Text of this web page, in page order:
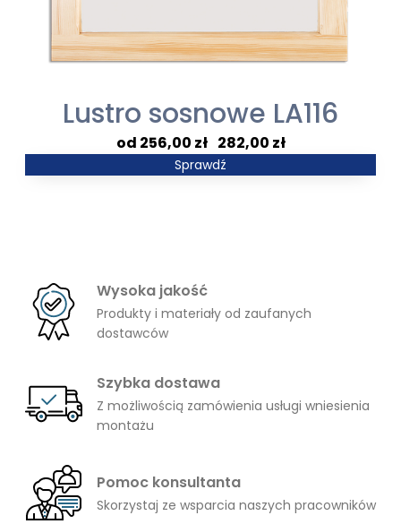
Lustro sosnowe LA116
256,00 zł– 282,00 zł
Zakres
Sprawdź
Wysoka jakość
Produkty i materiały od zaufanych
dostawców
Szybka dostawa
Z możliwością zamówienia usługi wniesienia
montażu
Pomoc konsultanta
Skorzystaj ze wsparcia naszych pracowników